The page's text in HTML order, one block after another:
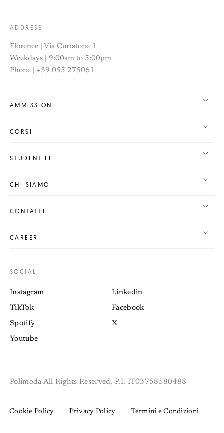
ADDRESS
Florence | Via Curtatone 1
Weekdays | 9:00am to 5:00pm
Phone | +39 055 275061
AMMISSIONI
CORSI
STUDENT LIFE
CHI SIAMO
CONTATTI
CAREER
SOCIAL
Instagram
TikTok
Spotify
Youtube
Linkedin
Facebook
X
Polimoda All Rights Reserved, P.I. IT03758580488
Cookie Policy Privacy Policy Termini e Condizioni